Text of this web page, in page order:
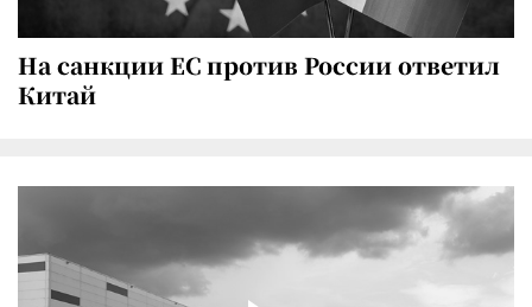
На санкции ЕС против России ответил
Китай